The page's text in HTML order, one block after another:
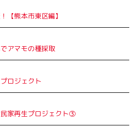
【熊本市東区編】
アマモの種採取
ロジェクト
家再生プロジェクト➂